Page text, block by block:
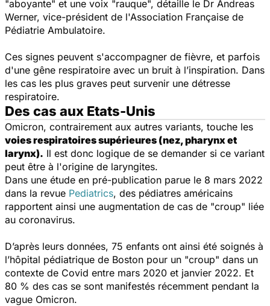
"aboyante" et une voix "rauque", détaille le Dr Andreas
Werner, vice-président de l'Association Française de
Pédiatrie Ambulatoire.
Ces signes peuvent s'accompagner de fièvre, et parfois
d'une gêne respiratoire avec un bruit à l’inspiration. Dans
les cas les plus graves peut survenir une détresse
respiratoire.
Des cas aux Etats-Unis
Omicron, contrairement aux autres variants, touche les
voies respiratoires supérieures (nez, pharynx et
larynx). Il est donc logique de se demander si ce variant
peut être à l'origine de laryngites.
Dans une étude en pré-publication parue le 8 mars 2022
dans la revue Pediatrics, des pédiatres américains
rapportent ainsi une augmentation de cas de "croup" liée
au coronavirus.
D’après leurs données, 75 enfants ont ainsi été soignés à
l’hôpital pédiatrique de Boston pour un "croup" dans un
contexte de Covid entre mars 2020 et janvier 2022. Et
80 % des cas se sont manifestés récemment pendant la
vague Omicron.